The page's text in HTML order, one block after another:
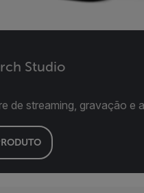
Studio
de streaming, gravação e